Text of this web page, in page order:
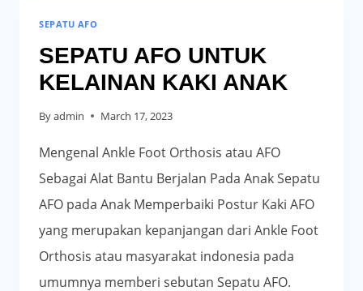
SEPATU AFO
SEPATU AFO UNTUK
KELAINAN KAKI ANAK
Byadmin March 17, 2023
Mengenal Ankle Foot Orthosis atau AFO
Sebagai Alat Bantu Berjalan Pada Anak Sepatu
AFO pada Anak Memperbaiki Postur Kaki AFO
yang merupakan kepanjangan dari Ankle Foot
Orthosis atau masyarakat indonesia pada
umumnya memberi sebutan Sepatu AFO.